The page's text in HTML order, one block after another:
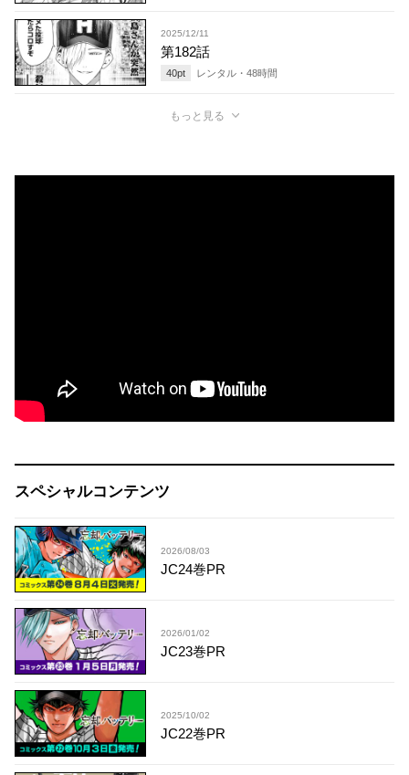
2025/12/11
第182話
40pt レンタル・ 48時間
もっと見る
スペシャルコンテンツ
2026/08/03
JC24巻PR
2026/01/02
JC23巻PR
2025/10/02
JC22巻PR